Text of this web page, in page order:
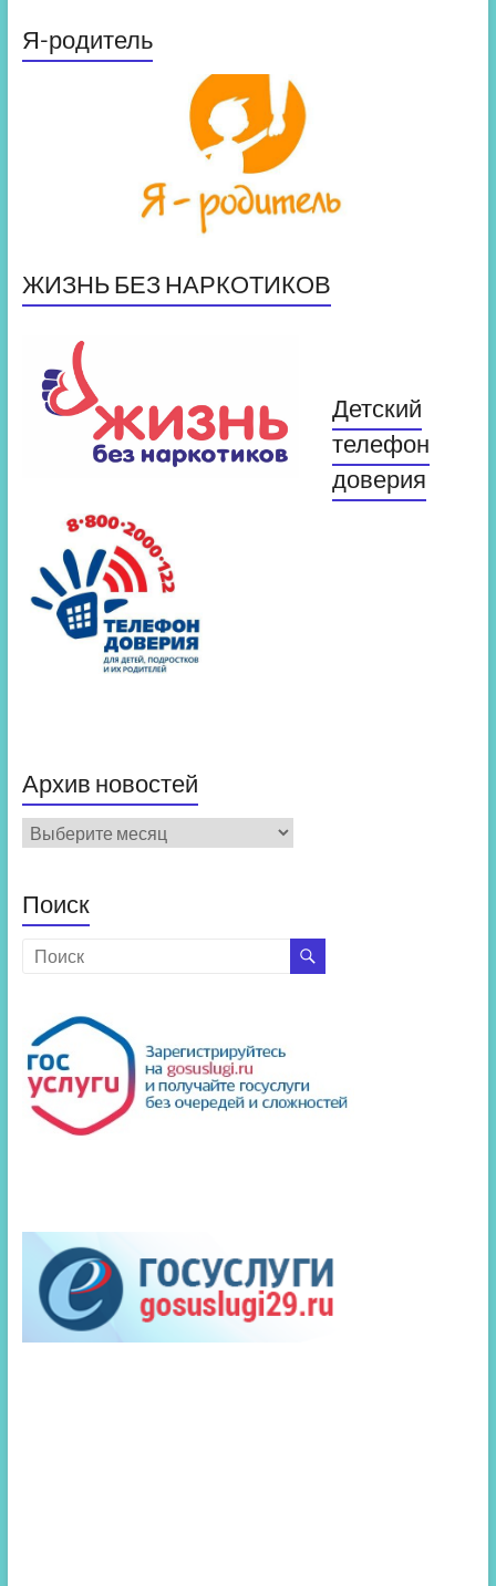
Я-родитель
ЖИЗНЬ БЕЗ НАРКОТИКОВ
Детский
телефон
доверия
Архив новостей
Архив
новостей
Поиск